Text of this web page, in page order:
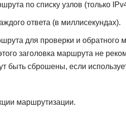
по списку узлов (только
ответа (в миллисекундах).
для проверки и обратного
заголовка маршрута не
быть сброшены, если
маршрутизации.